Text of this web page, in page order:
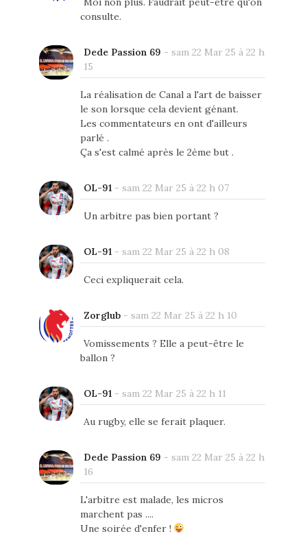
consulte.
Dede Passion 69 - sam 22 Mar 25 à 22 h
15
La réalisation de Canal a l'art de baisser
le son lorsque cela devient génant.
Les commentateurs en ont d'ailleurs
parlé .
Ça s'est calmé après le 2ème but .
OL-91- sam 22 Mar 25 à 22 h 07
Un arbitre pas bien portant ?
OL-91- sam 22 Mar 25 à 22 h 08
Ceci expliquerait cela.
Zorglub- sam 22 Mar 25 à 22 h 10
Vomissements ? Elle a peut-être le
ballon ?
OL-91- sam 22 Mar 25 à 22 h 11
Au rugby, elle se ferait plaquer.
Dede Passion 69 - sam 22 Mar 25 à 22 h
16
L'arbitre est malade, les micros
marchent pas ....
Une soirée d'enfer !